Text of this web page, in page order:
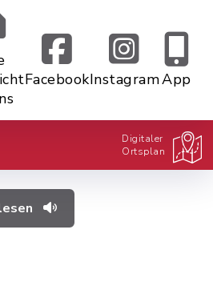
FacebookInstagramApp
Digitaler
Ortsplan